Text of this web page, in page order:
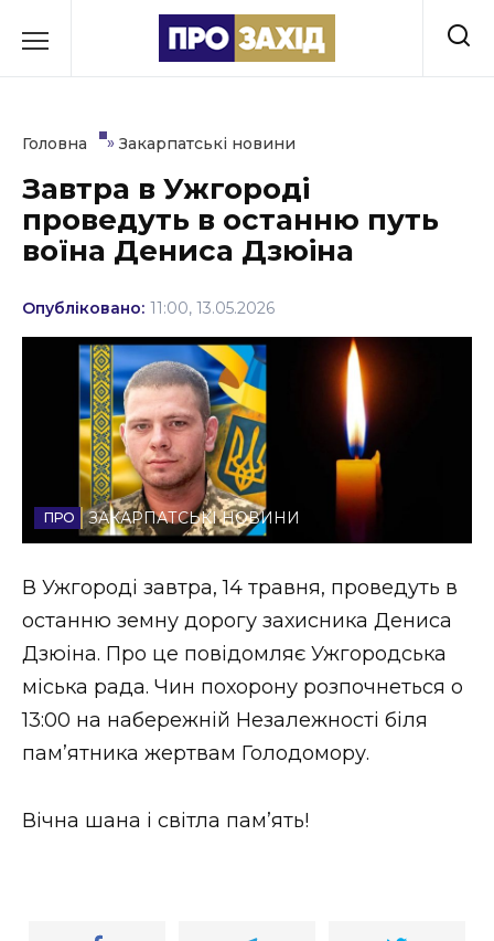
до
Культура
Освіта
Події
Політика
Соціум
Спорт
Стиль життя
Втрачений Ужгород (відеоверсія)
ЗАКАРПАТСЬКІ НОВИНИ
НОВИНИ ЗАХІДНОЇ УКРАЇНИ
Головна » Закарпатські новини
Завтра в Ужгороді
проведуть в останню путь
воїна Дениса Дзюіна
Опубліковано: 11:00, 13.05.2026
ЗАКАРПАТСЬКІ НОВИНИ
В Ужгороді завтра, 14 травня, проведуть в
останню земну дорогу захисника Дениса
Дзюіна. Про це повідомляє Ужгородська
міська рада. Чин похорону розпочнеться о
13:00 на набережній Незалежності біля
памʼятника жертвам Голодомору.
Вічна шана і світла пам’ять!